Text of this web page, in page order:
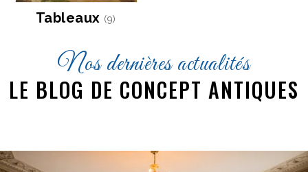
Tableaux (9)
Nos dernières actualités
LE BLOG DE CONCEPT ANTIQUES